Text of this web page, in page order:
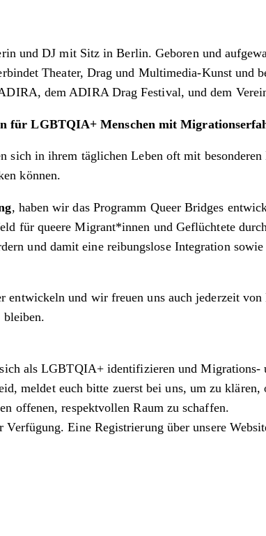
und DJ mit Sitz in Berlin. Geboren und
Theater, Drag und Multimedia-Kunst und
dem ADIRA Drag Festival, und dem
für LGBTQIA+ Menschen mit
sich in ihrem täglichen Leben oft mit
können.
, haben wir das Programm Queer Bridges
für queere Migrant*innen und Geflüchtete
und damit eine reibungslose Integration
und wir freuen uns auch jederzeit
als LGBTQIA+ identifizieren und Migrations-
meldet euch bitte zuerst bei uns, um zu
offenen, respektvollen Raum zu schaffen.
Verfügung. Eine Registrierung über unsere